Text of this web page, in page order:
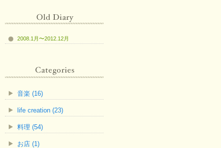
2008.1月〜2012.12月
音楽 (16)
life creation (23)
料理 (54)
お店 (1)